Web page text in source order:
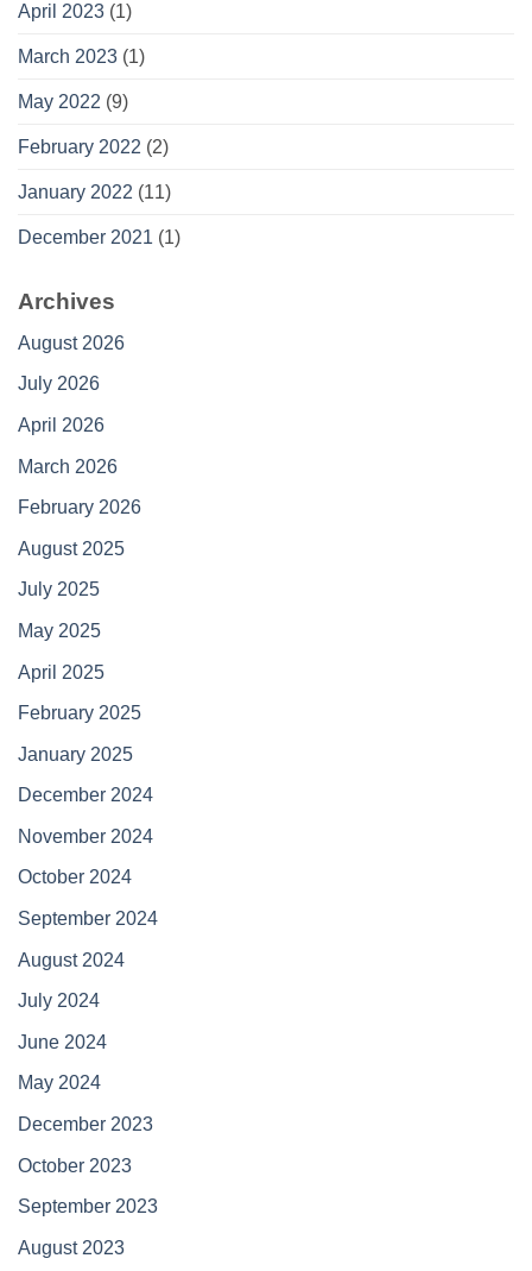
April 2023 (1)
March 2023 (1)
May 2022 (9)
February 2022 (2)
January 2022 (11)
December 2021 (1)
Archives
August 2026
July 2026
April 2026
March 2026
February 2026
August 2025
July 2025
May 2025
April 2025
February 2025
January 2025
December 2024
November 2024
October 2024
September 2024
August 2024
July 2024
June 2024
May 2024
December 2023
October 2023
September 2023
August 2023